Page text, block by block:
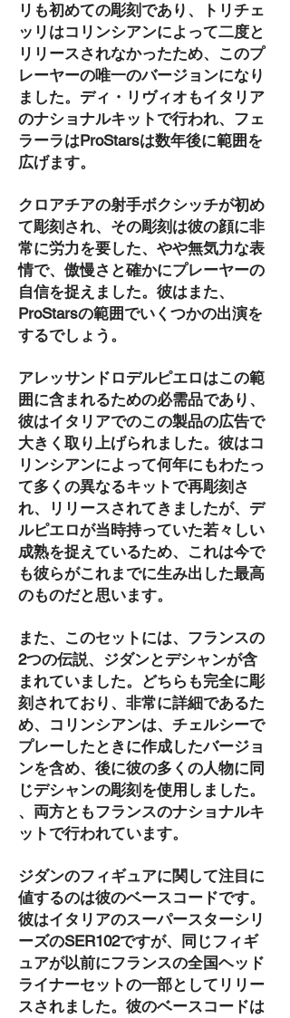
リも初めての彫刻であり、トリチェ
ッリはコリンシアンによって二度と
リリースされなかったため、このプ
レーヤーの唯一のバージョンになり
ました。ディ・リヴィオもイタリア
のナショナルキットで行われ、フェ
ラーラはProStarsは数年後に範囲を
広げます。
クロアチアの射手ボクシッチが初め
て彫刻され、その彫刻は彼の顔に非
常に労力を要した、やや無気力な表
情で、傲慢さと確かにプレーヤーの
自信を捉えました。彼はまた、
ProStarsの範囲でいくつかの出演を
するでしょう。
アレッサンドロデルピエロはこの範
囲に含まれるための必需品であり、
彼はイタリアでのこの製品の広告で
大きく取り上げられました。彼はコ
リンシアンによって何年にもわたっ
て多くの異なるキットで再彫刻さ
れ、リリースされてきましたが、デ
ルピエロが当時持っていた若々しい
成熟を捉えているため、これは今で
も彼らがこれまでに生み出した最高
のものだと思います。
また、このセットには、フランスの
2つの伝説、ジダンとデシャンが含
まれていました。どちらも完全に彫
刻されており、非常に詳細であるた
め、コリンシアンは、チェルシーで
プレーしたときに作成したバージョ
ンを含め、後に彼の多くの人物に同
じデシャンの彫刻を使用しました。
、両方ともフランスのナショナルキ
ットで行われています。
ジダンのフィギュアに関して注目に
値するのは彼のベースコードです。
彼はイタリアのスーパースターシリ
ーズのSER102ですが、同じフィギ
ュアが以前にフランスの全国ヘッド
ライナーセットの一部としてリリー
スされました。彼のベースコードは